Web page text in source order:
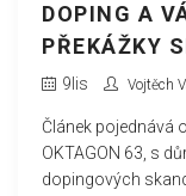
DOPING A
PŘEKÁŽKY
MMA
9 lis Vojtěch
Článek pojednává
OKTAGON 63, s
dopingových